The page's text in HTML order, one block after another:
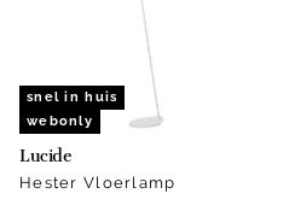
snel in huis
webonly
Lucide
Hester Vloerlamp